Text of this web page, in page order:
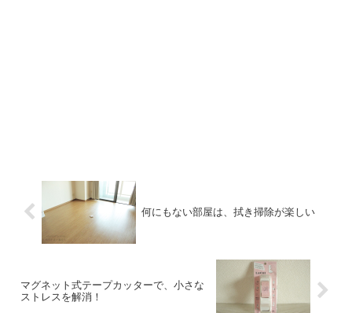
何にもない部屋は、拭き掃除が楽しい
マグネット式テープカッターで、小さな
ストレスを解消！